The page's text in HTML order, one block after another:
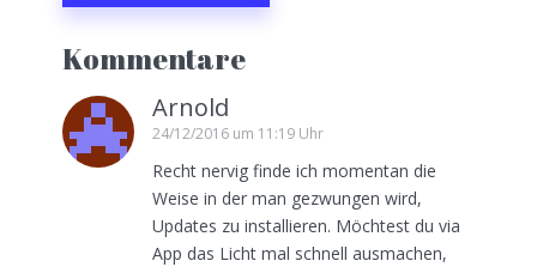
Kommentare
Arnold
24/12/2016 um 11:19 Uhr
Recht nervig finde ich momentan die
Weise in der man gezwungen wird,
Updates zu installieren. Möchtest du via
App das Licht mal schnell ausmachen,